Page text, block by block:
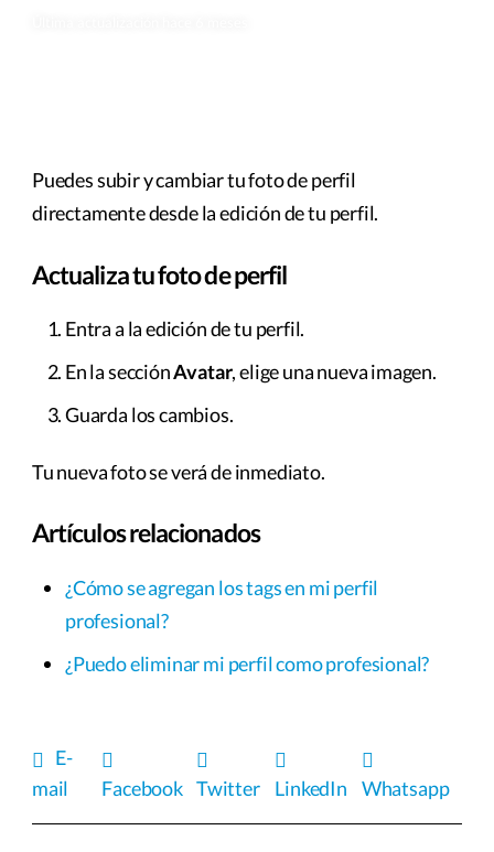
Puedes subir y cambiar tu foto de perfil
directamente desde la edición de tu perfil.
Actualiza tu foto de perfil
Entra a la edición de tu perfil.
En la secciónAvatar, elige una nueva imagen.
Guarda los cambios.
Tu nueva foto se verá de inmediato.
Artículos relacionados
¿Cómo se agregan los tags en mi perfil
profesional?
¿Puedo eliminar mi perfil como profesional?
E-
mail
Facebook Twitter LinkedIn Whatsapp